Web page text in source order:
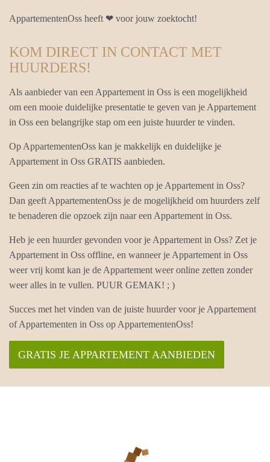
AppartementenOss heeft ❤ voor jouw zoektocht!
KOM DIRECT IN CONTACT MET
HUURDERS!
Als aanbieder van een Appartement in Oss is een mogelijkheid
om een mooie duidelijke presentatie te geven van je Appartement
in Oss een belangrijke stap om een juiste huurder te vinden.
Op AppartementenOss kan je makkelijk en duidelijke je
Appartement in Oss GRATIS aanbieden.
Geen zin om reacties af te wachten op je Appartement in Oss?
Dan geeft AppartementenOss je de mogelijkheid om huurders zelf
te benaderen die opzoek zijn naar een Appartement in Oss.
Heb je een huurder gevonden voor je Appartement in Oss? Zet je
Appartement in Oss offline, en wanneer je Appartement in Oss
weer vrij komt kan je de Appartement weer online zetten zonder
weer alles in te vullen. PUUR GEMAK! ; )
Succes met het vinden van de juiste huurder voor je Appartement
of Appartementen in Oss op AppartementenOss!
GRATIS JE APPARTEMENT AANBIEDEN